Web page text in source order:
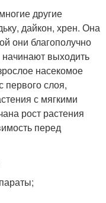
другие
дайкон, хрен. Она
они благополучно
выходить
насекомое
первого слоя,
с мягкими
рост растения
перед